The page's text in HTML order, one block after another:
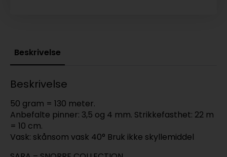
Beskrivelse
Beskrivelse
50 gram = 130 meter.
Anbefalte pinner: 3,5 og 4 mm. Strikkefasthet: 22 m
= 10 cm.
Vask: skånsom vask 40° Bruk ikke skyllemiddel